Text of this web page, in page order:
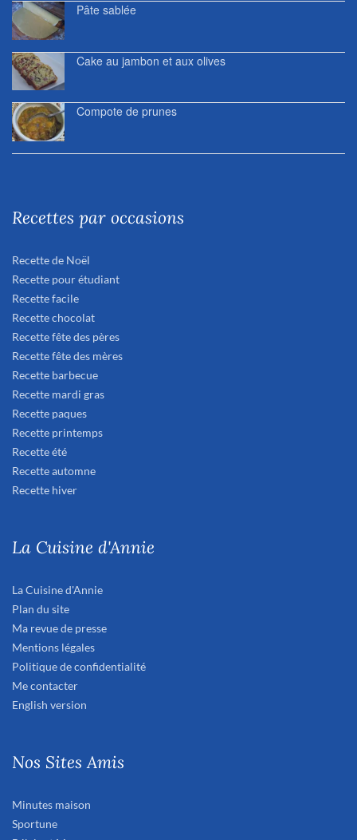
Pâte sablée
Cake au jambon et aux olives
Compote de prunes
Recettes par occasions
Recette de Noël
Recette pour étudiant
Recette facile
Recette chocolat
Recette fête des pères
Recette fête des mères
Recette barbecue
Recette mardi gras
Recette paques
Recette printemps
Recette été
Recette automne
Recette hiver
La Cuisine d'Annie
La Cuisine d'Annie
Plan du site
Ma revue de presse
Mentions légales
Politique de confidentialité
Me contacter
English version
Nos Sites Amis
Minutes maison
Sportune